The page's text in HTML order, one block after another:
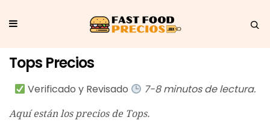
Tops Precios
Verificado y Revisado 7-8 minutos de lectura.
Aquí están los precios de Tops.